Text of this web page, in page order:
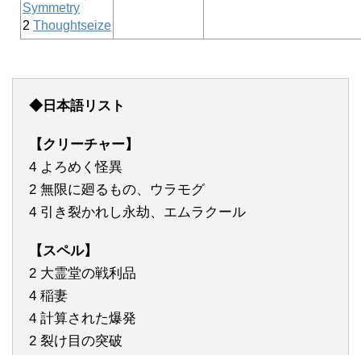
Symmetry
2 Thoughtseize
◆日本語リスト
【クリーチャー】
4 よろめく怪異
2 無限に廻るもの、ウラモグ
4 引き裂かれし永劫、エムラクール
【スペル】
2 大霊堂の戦利品
4 稲妻
4 計算された爆発
2 裂け目の突破